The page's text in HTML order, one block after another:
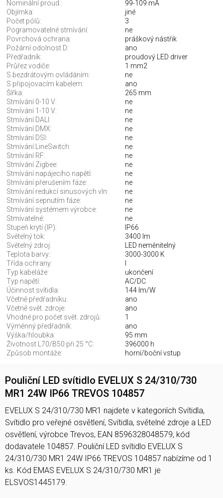
Nominální proud.:
99-109 mA
Objímka:
jiné
Počet pólů:
3
Pogramovatelné stmívání:
ne
Povrchová ochrana:
práškový nástřik
Požární odolnost D:
ano
Předřadník:
proudový LED driver
Průřez vodiče:
1 mm2
S bezdrátovým ovládáním:
ne
S připojovacím kabelem:
ano
Šířka:
265 mm
Stmívání 0-10 V:
ne
Stmívání 1-10 V:
ne
Stmívání DALI:
ne
Stmívání DMX:
ne
Stmívání DSI:
ne
Stmívání LineSwitch:
ne
Stmívání RF:
ne
Stmívání Zigbee:
ne
Stmívání napájecího napětí:
ne
Stmívání přerušením fáze:
ne
Stmívání redukcí sinusových vln:
ne
Stmívání sepnutím fáze:
ne
Stmívání systémem výrobce:
ne
Stmívatelné:
ne
Stupeň krytí (IP):
IP66
Světelný tok:
3400 lm
Světelný zdroj:
LED neměnitelný
Teplota barvy.:
3000-3000 K
Třída ochrany:
Typ kabeláže:
ukončení
Typ napětí:
AC/DC
Účinnost svítidla:
144 lm/W
Včetně předřadníku:
ano
Včetně svět. zdroje:
ano
Vhodné pro počet svět. zdrojů:
1
Výměnný předřadník:
ano
Výška/hloubka:
95 mm
Životnost L70/B50 při 25 °C:
396000 h
Způsob montáže:
horní/boční vstup
Pouliční LED svítidlo EVELUX S 24/310/730
MR1 24W IP66 TREVOS 104857
EVELUX S 24/310/730 MR1 najdete v kategoriích Svítidla,
Svítidlo pro veřejné osvětlení, Svítidla, světelné zdroje a LED
osvětlení, výrobce Trevos, EAN 8596328048579, kód
dodavatele 104857. Pouliční LED svítidlo EVELUX S
24/310/730 MR1 24W IP66 TREVOS 104857 nabízíme od 1
ks. Kód EMAS EVELUX S 24/310/730 MR1 je
ELSVOS1445179.